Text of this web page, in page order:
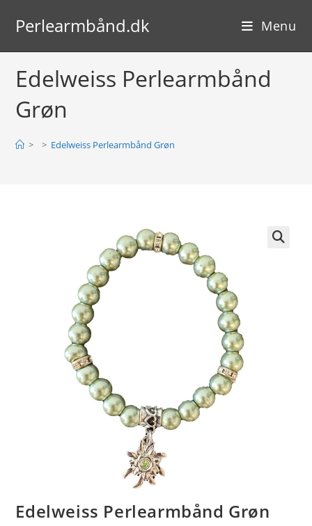
Perlearmbånd.dk Menu
Edelweiss Perlearmbånd
Grøn
> > Edelweiss Perlearmbånd Grøn
Edelweiss Perlearmbånd Grøn